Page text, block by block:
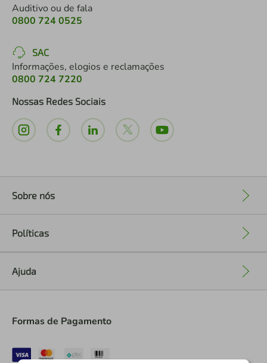
Auditivo ou de fala
0800 724 0525
SAC
Informações, elogios e reclamações
0800 724 7220
Nossas Redes Sociais
Sobre nós
Políticas
Ajuda
Formas de Pagamento